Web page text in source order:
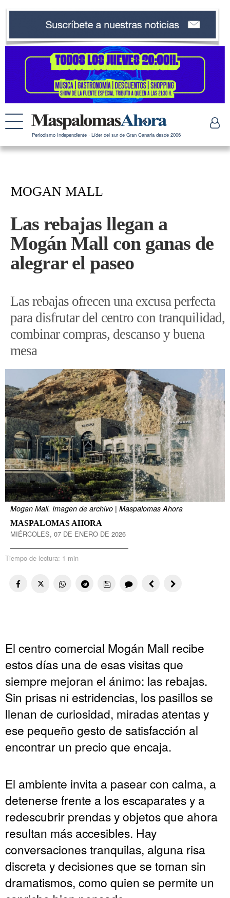
Periodismo Independiente · Líder del sur de Gran Canaria desde 2006
MOGAN MALL
Las rebajas llegan a
Mogán Mall con ganas de
alegrar el paseo
Las rebajas ofrecen una excusa perfecta
para disfrutar del centro con tranquilidad,
combinar compras, descanso y buena
mesa
Mogan Mall. Imagen de archivo | Maspalomas Ahora
MASPALOMAS AHORA
MIÉRCOLES, 07 DE ENERO DE 2026
Tiempo de lectura: 1 min
El centro comercial Mogán Mall recibe
estos días una de esas visitas que
siempre mejoran el ánimo: las rebajas.
Sin prisas ni estridencias, los pasillos se
llenan de curiosidad, miradas atentas y
ese pequeño gesto de satisfacción al
encontrar un precio que encaja.
El ambiente invita a pasear con calma, a
detenerse frente a los escaparates y a
redescubrir prendas y objetos que ahora
resultan más accesibles. Hay
conversaciones tranquilas, alguna risa
discreta y decisiones que se toman sin
dramatismos, como quien se permite un